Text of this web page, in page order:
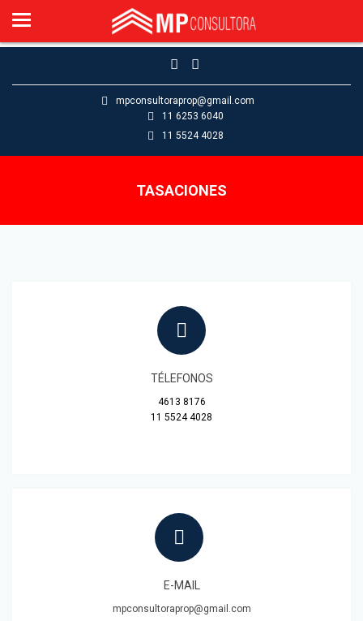
mpconsultoraprop@gmail.com
11 6253 6040
11 5524 4028
INICIO
EMPRENDIMIENTOS
CONTACTO
TASACIONES
TÉLEFONOS
4613 8176
11 5524 4028
E-MAIL
mpconsultoraprop@gmail.com
Inicio
Alquiler